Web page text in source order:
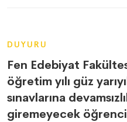
DUYURU
Fen Edebiyat
öğretim yılı güz
sınavlarına
giremeyecek